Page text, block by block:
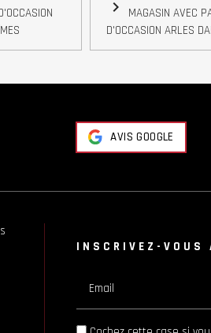
navigate_next
MAGASIN AVEC
D'OCCASION ARLES
AVIS GOOGLE
INSCRIVEZ-VOUS
Email